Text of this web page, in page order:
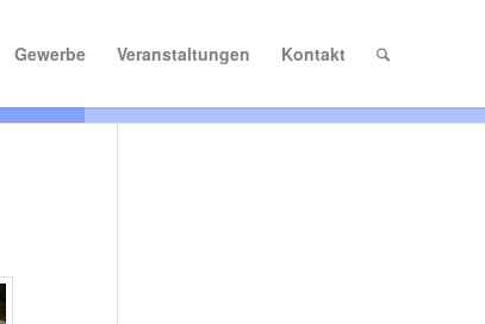
Gewerbe Veranstaltungen Kontakt